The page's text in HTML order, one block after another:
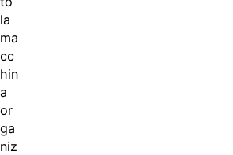
la
ma
cc
hin
a
or
ga
niz